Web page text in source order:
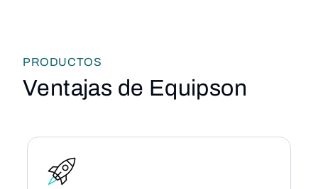
PRODUCTOS
Ventajas de Equipson